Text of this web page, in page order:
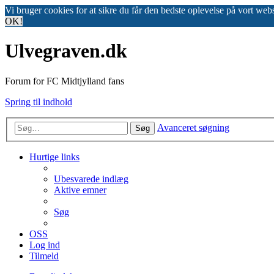
Vi bruger cookies for at sikre du får den bedste oplevelse på vort
OK!
Ulvegraven.dk
Forum for FC Midtjylland fans
Spring til indhold
Søg Avanceret søgning
Hurtige links
Ubesvarede indlæg
Aktive emner
Søg
OSS
Log ind
Tilmeld